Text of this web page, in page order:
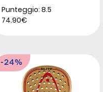
Punteggio: 8.5
74.90€
-24%